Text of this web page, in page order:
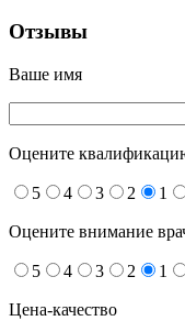
Отзывы
Ваше имя
Оцените
5 4 3 2 1
Оцените внимание
5 4 3 2 1
Цена-качество